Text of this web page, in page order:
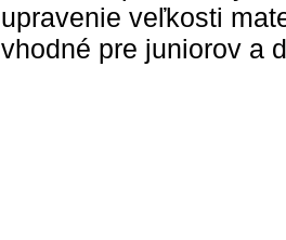
upravenie veľkosti
vhodné pre juniorov a